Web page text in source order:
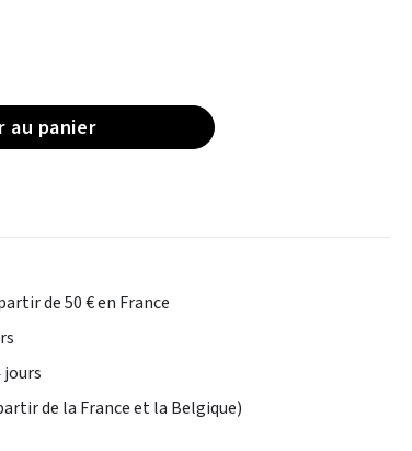
au panier
de 50 € en France
jours
de la France et la Belgique)